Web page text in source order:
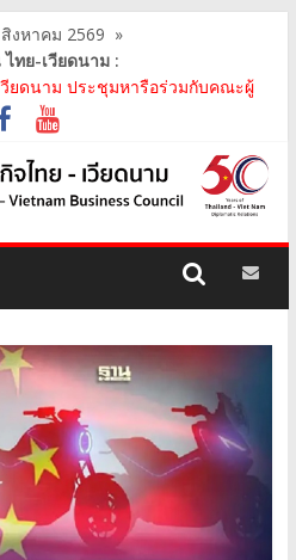
งหาคม 2569 »
ทย-เวียดนาม :
ยดนาม ประชุมหารือร่วมกับคณะผู้
รรมการประชาชน กรุงฮ..
ยดนาม เข้าร่วมงานวันคล้ายวัน
าง (ประเทศไทย) จ..
มงานสัมมนา "Investment and
Province for Th..
ยดนามร่วมคณะนายกรัฐมนตรีเยือน
มสร้างความร่วมมื..
ดนาม เข้าร่วมประชุมหารือคณะรัฐ